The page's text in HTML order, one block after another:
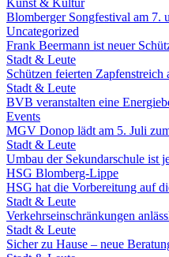
Kunst & Kultur
Blomberger Songfestival am 7.
Uncategorized
Frank Beermann ist neuer
Stadt & Leute
Schützen feierten
Stadt & Leute
BVB veranstalten eine
Events
MGV Donop lädt am 5. Juli
Stadt & Leute
Umbau der Sekundarschule ist
HSG Blomberg-Lippe
HSG hat die Vorbereitung auf
Stadt & Leute
Verkehrseinschränkungen
Stadt & Leute
Sicher zu Hause – neue